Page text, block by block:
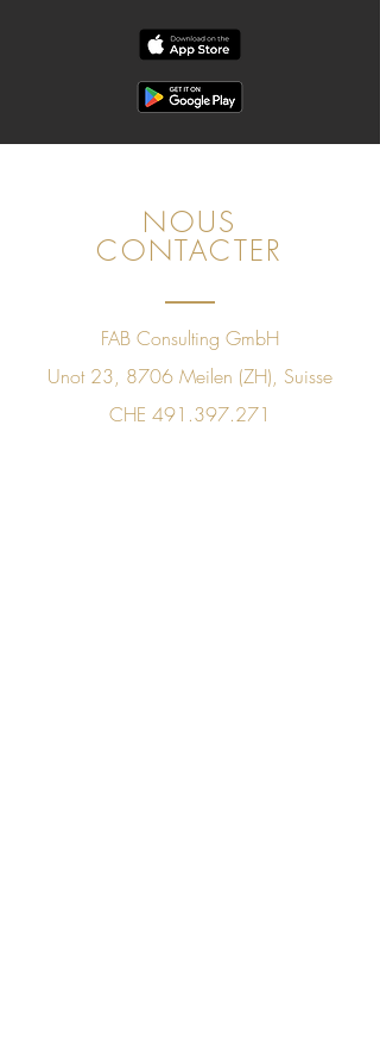
NOUS
CONTACTER
FAB Consulting GmbH
Unot 23, 8706 Meilen (ZH), Suisse
CHE 491.397.271